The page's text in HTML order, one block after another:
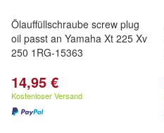
Ölauffüllschraube screw plug
oil passt an Yamaha Xt 225 Xv
250 1RG-15363
14,95 €
Kostenloser Versand